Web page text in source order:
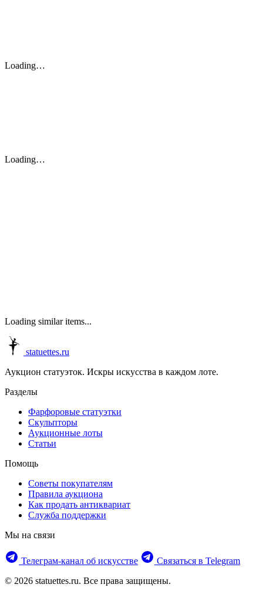
Loading…
Loading…
Loading similar items...
statuettes.ru
Аукцион статуэток. Искры искусства в каждом лоте.
Разделы
Фарфоровые статуэтки
Скульпторы
Аукционные лоты
Статьи
Помощь
Советы покупателям
Правила аукциона
Как продать антиквариат
Служба поддержки
Мы на связи
Телеграм‑канал об искусстве
Связаться в Telegram
© 2026 statuettes.ru. Все права защищены.